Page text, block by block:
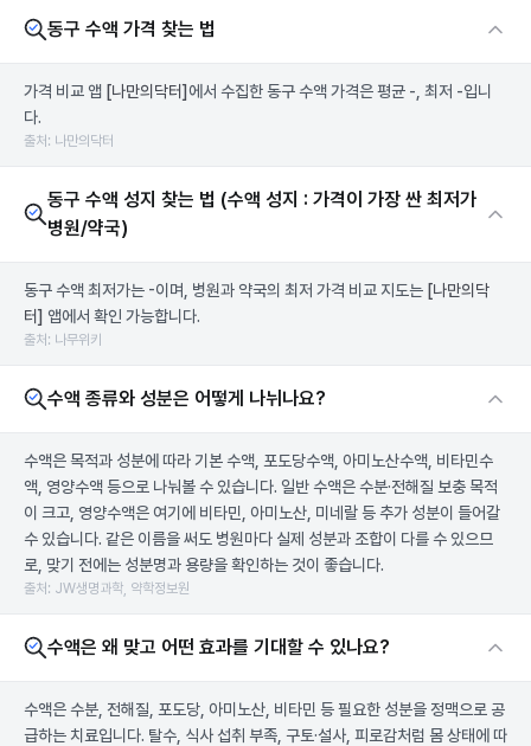
동구 수액 가격 찾는 법
가격 비교 앱 [나만의닥터] 에서 수집한 동구 수액 가격은 평균 -, 최저 -입니
다.
출처: 나만의닥터
동구 수액 성지 찾는 법 (수액 성지 : 가격이 가장 싼 최저가
병원/약국)
동구 수액 최저가는 -이며, 병원과 약국의 최저 가격 비교 지도는 [나만의닥
터] 앱에서 확인 가능합니다.
출처: 나무위키
수액 종류와 성분은 어떻게 나뉘나요?
수액은 목적과 성분에 따라 기본 수액, 포도당수액, 아미노산수액, 비타민수
액, 영양수액 등으로 나눠볼 수 있습니다. 일반 수액은 수분·전해질 보충 목적
이 크고, 영양수액은 여기에 비타민, 아미노산, 미네랄 등 추가 성분이 들어갈
수 있습니다. 같은 이름을 써도 병원마다 실제 성분과 조합이 다를 수 있으므
로, 맞기 전에는 성분명과 용량을 확인하는 것이 좋습니다.
출처: JW생명과학, 약학정보원
수액은 왜 맞고 어떤 효과를 기대할 수 있나요?
수액은 수분, 전해질, 포도당, 아미노산, 비타민 등 필요한 성분을 정맥으로 공
급하는 치료입니다. 탈수, 식사 섭취 부족, 구토·설사, 피로감처럼 몸 상태에 따